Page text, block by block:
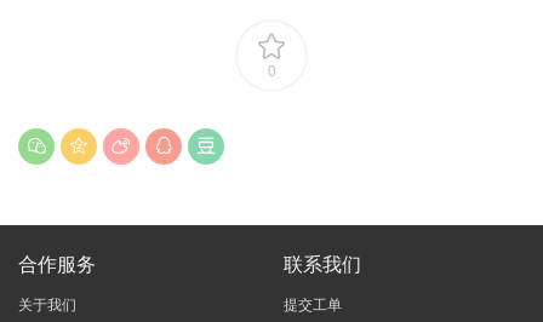
0
合作服务
关于我们
联系我们
提交工单